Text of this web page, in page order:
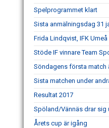
Spelprogrammet klart
Sista anmälningsdag 31
Frida Lindqvist, IFK
Stöde IF vinnare Team
Söndagens första match
Sista matchen under
Resultat 2017
Spöland/Vännäs drar sig
Årets cup är igång